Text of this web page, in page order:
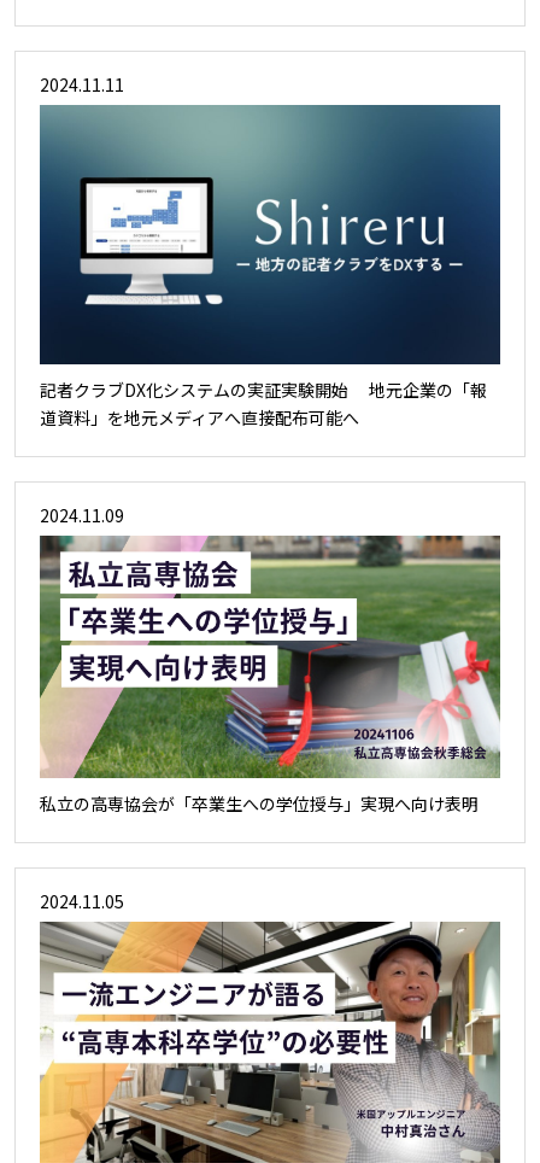
2024.11.11
記者クラブDX化システムの実証実験開始 地元企業の「報
道資料」を地元メディアへ直接配布可能へ
2024.11.09
私立の高専協会が「卒業生への学位授与」実現へ向け表明
2024.11.05